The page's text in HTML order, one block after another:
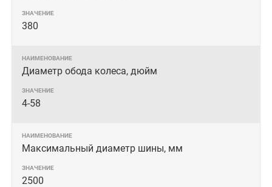
380
Диаметр обода колеса, дюйм
4-58
Максимальный диаметр шины, мм
2500